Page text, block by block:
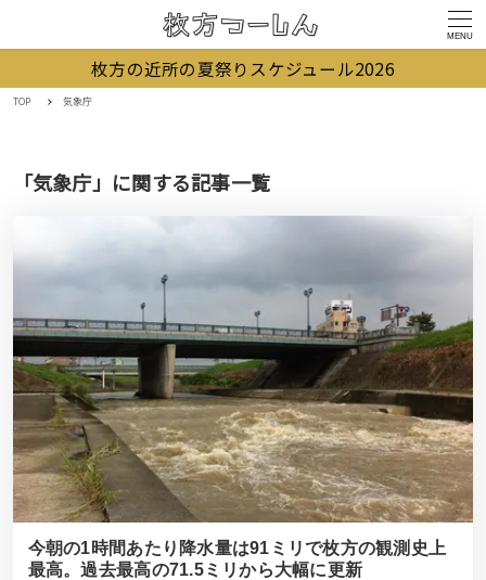
MENU
枚方の近所の夏祭りスケジュール2026
TOP 気象庁
「気象庁」に関する記事一覧
今朝の1時間あたり降水量は91ミリで枚方の観測史上
最高。過去最高の71.5ミリから大幅に更新